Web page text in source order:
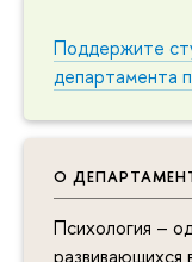
Поддержите
департамента
О
Психология –
развивающихся